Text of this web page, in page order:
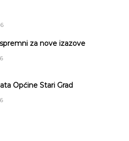
za nove izazove
Općine Stari Grad